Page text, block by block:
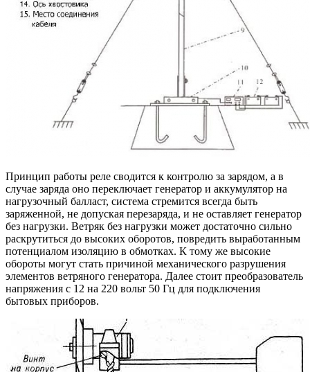
Принцип работы реле сводится к контролю за зарядом, а в
случае заряда оно переключает генератор и аккумулятор на
нагрузочный балласт, система стремится всегда быть
заряженной, не допуская перезаряда, и не оставляет генератор
без нагрузки. Ветряк без нагрузки может достаточно сильно
раскрутиться до высоких оборотов, повредить выработанным
потенциалом изоляцию в обмотках. К тому же высокие
обороты могут стать причиной механического разрушения
элементов ветряного генератора. Далее стоит преобразователь
напряжения с 12 на 220 вольт 50 Гц для подключения
бытовых приборов.